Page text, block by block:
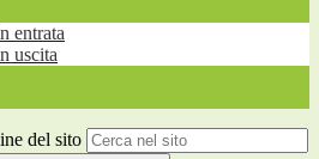
entrata
uscita
del sito